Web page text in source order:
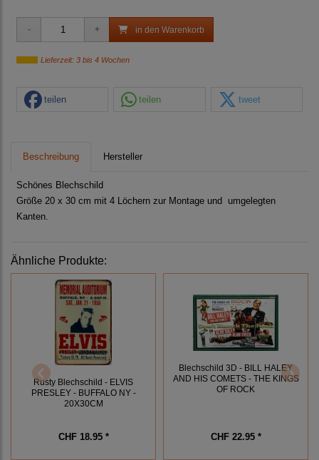
in den Warenkorb
Lieferzeit: 3 bis 4 Wochen
teilen teilen tweet
Beschreibung Hersteller
Schönes Blechschild
Größe 20 x 30 cm mit 4 Löchern zur Montage und umgelegten
Kanten.
Ähnliche Produkte:
Rusty Blechschild - ELVIS
PRESLEY - BUFFALO NY -
20X30CM
CHF 18.95 *
Blechschild 3D - BILL HALEY
AND HIS COMETS - THE KINGS
OF ROCK
CHF 22.95 *